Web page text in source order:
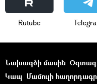
Rutube
Նախագծի մասին
Կապ Մամուլի